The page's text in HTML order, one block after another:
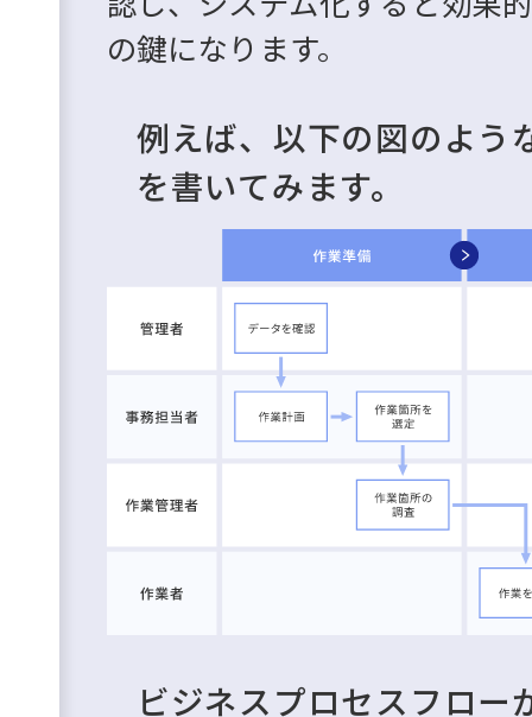
の鍵になります。
例えば、以下の図のよう
を書いてみます。
ビジネスプロセスフロ